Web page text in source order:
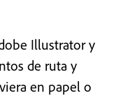
Illustrator y
de ruta y
en papel o